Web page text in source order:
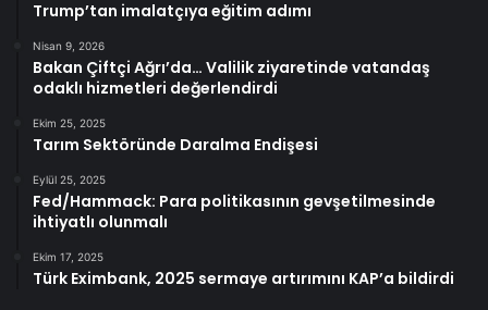
Trump’tan imalatçıya eğitim adımı
Nisan 9, 2026
Bakan Çiftçi Ağrı’da… Valilik ziyaretinde vatandaş
odaklı hizmetleri değerlendirdi
Ekim 25, 2025
Tarım Sektöründe Daralma Endişesi
Eylül 25, 2025
Fed/Hammack: Para politikasının gevşetilmesinde
ihtiyatlı olunmalı
Ekim 17, 2025
Türk Eximbank, 2025 sermaye artırımını KAP’a bildirdi